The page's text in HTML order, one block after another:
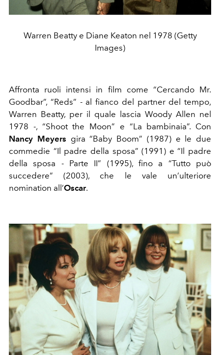
Warren Beatty e Diane Keaton nel 1978 (Getty
Images)
Affronta ruoli intensi in film come “Cercando Mr.
Goodbar”, “Reds” - al fianco del partner del tempo,
Warren Beatty, per il quale lascia Woody Allen nel
1978 -, “Shoot the Moon” e “La bambinaia”. Con
Nancy Meyers gira “Baby Boom” (1987) e le due
commedie “Il padre della sposa” (1991) e “Il padre
della sposa - Parte II” (1995), fino a “Tutto può
succedere” (2003), che le vale un’ulteriore
nomination all’Oscar.